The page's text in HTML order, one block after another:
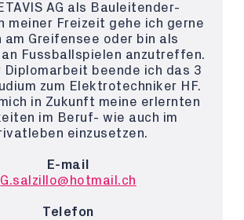
AG als Bauleitender-
meiner Freizeit gehe ich gerne
am Greifensee oder bin als
an Fussballspielen anzutreffen.
Diplomarbeit beende ich das 3
zum Elektrotechniker HF.
in Zukunft meine erlernten
im Beruf- wie auch im
einzusetzen.
E-mail
G.salzillo@hotmail.ch
Telefon